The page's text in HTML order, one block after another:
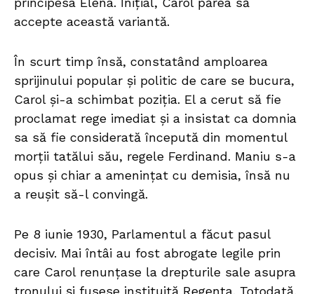
accepte această variantă.
În scurt timp însă, constatând amploarea
sprijinului popular și politic de care se bucura,
Carol și-a schimbat poziția. El a cerut să fie
proclamat rege imediat și a insistat ca domnia
sa să fie considerată începută din momentul
morții tatălui său, regele Ferdinand. Maniu s-a
opus și chiar a amenințat cu demisia, însă nu
a reușit să-l convingă.
Pe 8 iunie 1930, Parlamentul a făcut pasul
decisiv. Mai întâi au fost abrogate legile prin
care Carol renunțase la drepturile sale asupra
tronului și fusese instituită Regența. Totodată,